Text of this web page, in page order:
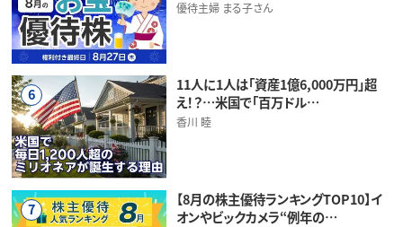
優待主婦 まる子さん
6
11人に1人は「資産1億6,000万円」超
え！？…米国で「百万ドル…
香川 睦
7
【8月の株主優待ランキングTOP10】イ
オンやビックカメラ“例年の…